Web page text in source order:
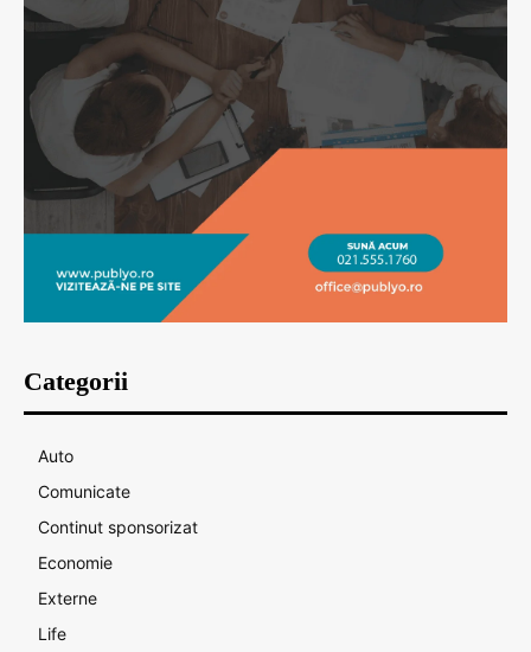
Categorii
Auto
Comunicate
Continut sponsorizat
Economie
Externe
Life